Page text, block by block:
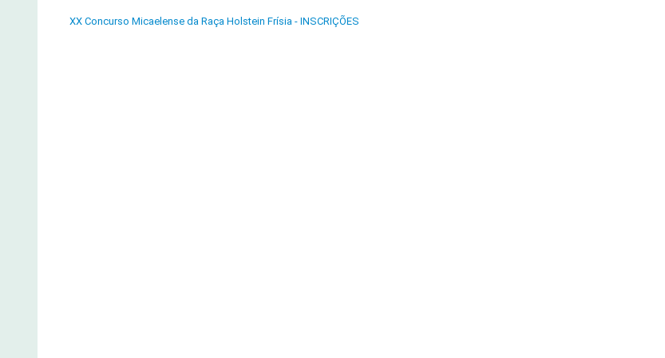
XX Concurso Micaelense da Raça Holstein Frísia - INSCRIÇÕES